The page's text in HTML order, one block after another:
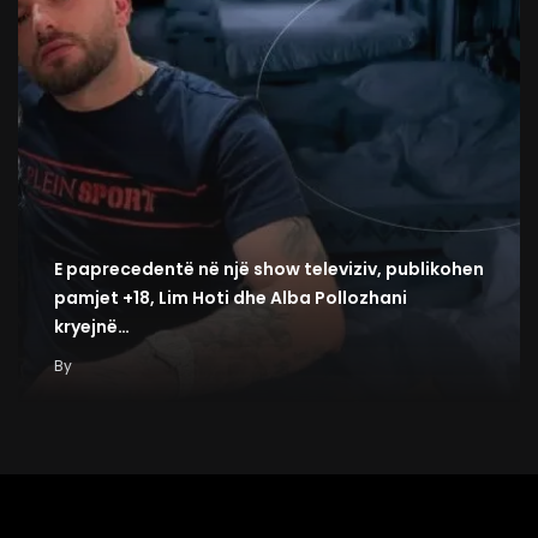
E paprecedentë në një show televiziv, publikohen
pamjet +18, Lim Hoti dhe Alba Pollozhani
kryejnë…
By